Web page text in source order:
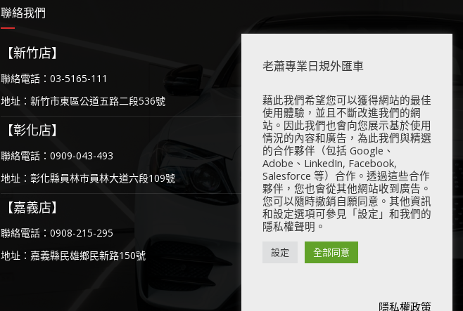
聯絡我們
【新竹店】
聯絡電話：03-5165-111
地址：新竹市東區公道五路二段536號
【彰化店】
聯絡電話：0909-043-493
地址：彰化縣員林市員林大道六段109號
【嘉義店】
聯絡電話：0908-215-295
地址：嘉義縣民雄鄉民新路150號
老蕭專業日規外匯車
藉此我們希望您可以獲得網站的最佳
使用體驗，並且不斷改進我們的網
站。因此我們也會向您展示基於使用
情況的內容和廣告，為此我們與精選
的合作夥伴（包括 Google、
Adobe、LinkedIn, Facebook,
Salesforce 等）合作。透過這些合作
夥伴，您也會從其他網站收到廣告。
您可以隨時撤銷自願同意。其他資訊
和設定選項可參見「設定」和我們的
隱私權聲明。
設定 全部同意
隱私權政策